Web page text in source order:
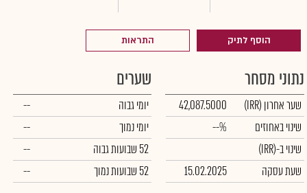
הוסף לתיק התראות
נתוני מסחר
שער אחרון (IRR)
42,087.5000
שינוי באחוזים
--%
שינוי ב-(IRR)
שעת עסקה
15.02.2025
שערים
יומי גבוה
--
יומי נמוך
--
52 שבועות גבוה
--
52 שבועות נמוך
--